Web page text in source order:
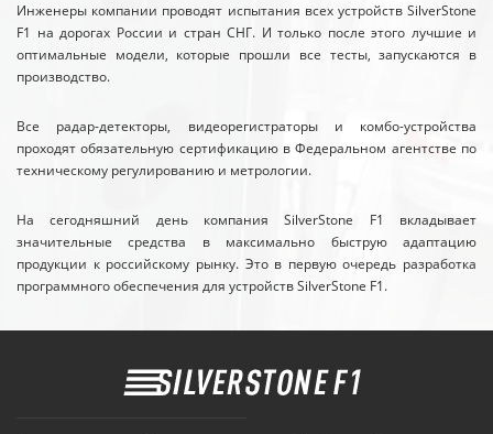
Инженеры компании проводят испытания всех устройств SilverStone
F1 на дорогах России и стран СНГ. И только после этого лучшие и
оптимальные модели, которые прошли все тесты, запускаются в
производство.
Все радар-детекторы, видеорегистраторы и комбо-устройства
проходят обязательную сертификацию в Федеральном агентстве по
техническому регулированию и метрологии.
На сегодняшний день компания SilverStone F1 вкладывает
значительные средства в максимально быструю адаптацию
продукции к российскому рынку. Это в первую очередь разработка
программного обеспечения для устройств SilverStone F1.